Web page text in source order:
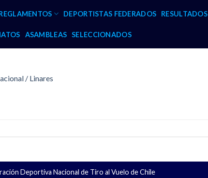
DEPORTISTAS FEDERADOS RESULTADOS
ASAMBLEAS SELECCIONADOS
/ Linares
Deportiva Nacional de Tiro al Vuelo de Chile